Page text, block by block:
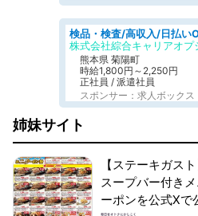
株式会社綜合キャリアオプ
熊本県 菊陽町
時給1,800円～2,250円
正社員 / 派遣社員
スポンサー：求人ボックス
姉妹サイト
【ステーキガス
スープバー付き
ーポンを公式Xで